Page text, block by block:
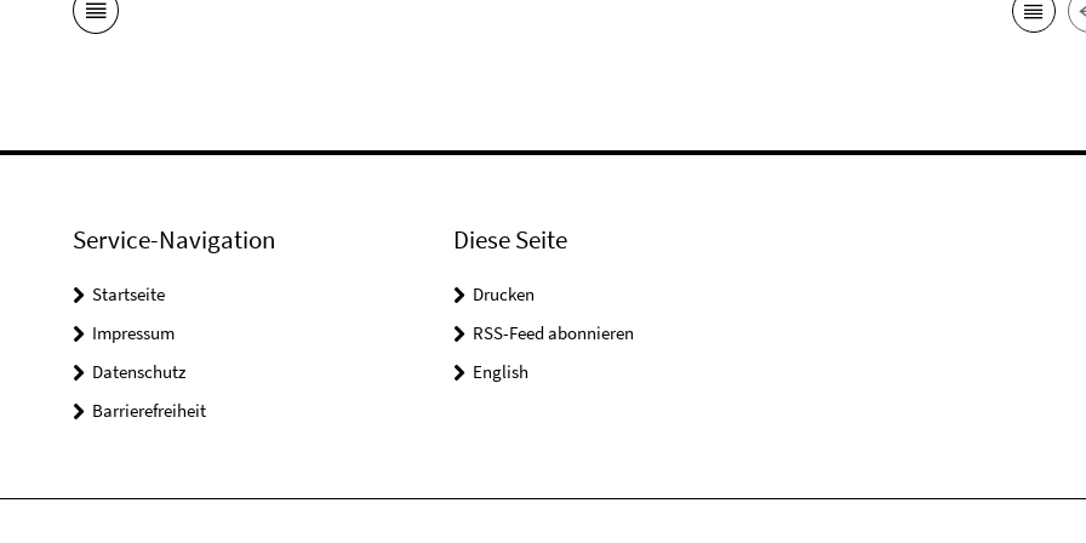
Service-Navigation
Startseite
Impressum
Datenschutz
Barrierefreiheit
Diese Seite
Drucken
RSS-Feed abonnieren
English